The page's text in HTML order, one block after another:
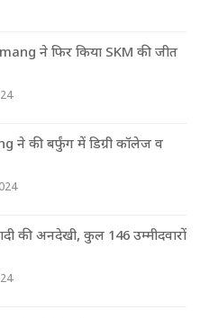
ने फिर किया SKM की जीत
ने की बर्फुंग में डिग्री कॉलेज व
की अनदेखी, कुल 146 उम्‍मीदवारों